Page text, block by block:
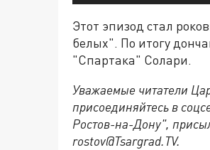
Этот эпизод стал
белых". По итогу
"Спартака" Солари.
Уважаемые читатели
присоединяйтесь в
Ростов-на-Дону",
rostov@Tsargrad.ТV.